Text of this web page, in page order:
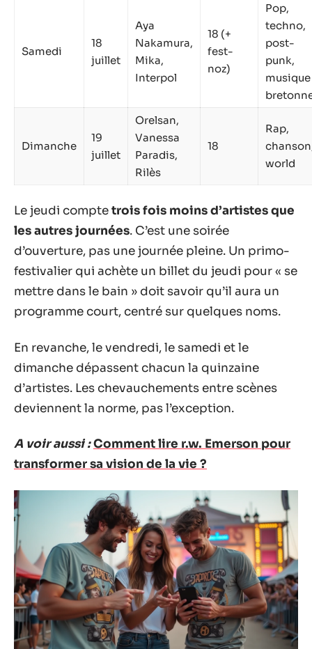
Samedi
18
juillet
Aya
Nakamura,
Mika,
Interpol
18 (+
fest-
noz)
Pop,
techno,
post-
punk,
musique
Dimanche
19
juillet
Orelsan,
Vanessa
Paradis,
Rilès
18
Rap,
world
Le jeudi comptetrois fois moins d’artistes que
les autres journées. C’est une soirée
d’ouverture, pas une journée pleine. Un primo-
festivalier qui achète un billet du jeudi pour « se
mettre dans le bain » doit savoir qu’il aura un
programme court, centré sur quelques noms.
En revanche, le vendredi, le samedi et le
dimanche dépassent chacun la quinzaine
d’artistes. Les chevauchements entre scènes
deviennent la norme, pas l’exception.
A voir aussi :Comment lire r.w. Emerson pour
transformer sa vision de la vie ?